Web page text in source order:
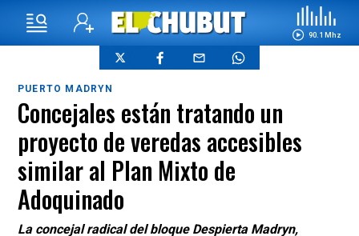
90.1 Mhz
PUERTO MADRYN
Concejales están tratando un
proyecto de veredas accesibles
similar al Plan Mixto de
Adoquinado
La concejal radical del bloque Despierta Madryn,